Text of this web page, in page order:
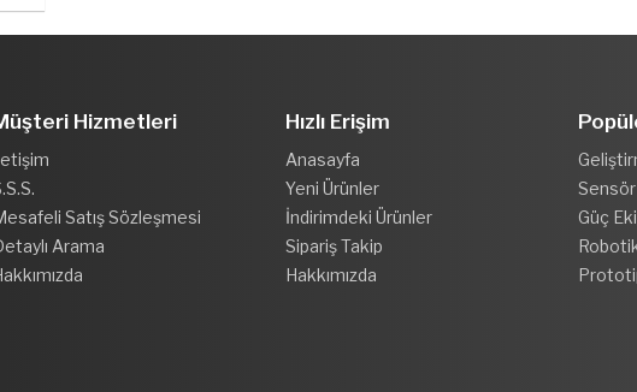
Hizmetleri
Satış Sözleşmesi
Arama
Hızlı Erişim
Anasayfa
Yeni Ürünler
İndirimdeki Ürünler
Sipariş Takip
Hakkımızda
Güç